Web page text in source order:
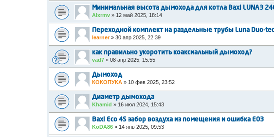
Минимальная высота дымохода для котла Baxi LUNA3
Alxrmv » 12 май 2025, 18:14
Переходной комплект на раздельные трубы Luna Duo-
learner» 30 апр 2025, 22:39
как правильно укоротить коаксиальный дымоход?
vad7 » 08 апр 2025, 15:55
Дымоход
КОКОПУКА » 10 фев 2025, 23:52
Диаметр дымохода
Khamid » 16 июл 2024, 15:43
Baxi Eco 4S забор воздуха из помещения и ошибка E03
KoDA86 » 14 янв 2025, 09:53